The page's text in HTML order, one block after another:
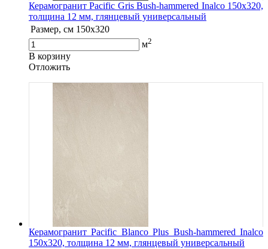
Керамогранит Pacific Gris Bush-hammered Inalco 150x320,
толщина 12 мм, глянцевый универсальный
Размер, см 150x320
м2
В корзину
Oтложить
Керамогранит Pacific Blanco Plus Bush-hammered Inalco
150x320, толщина 12 мм, глянцевый универсальный